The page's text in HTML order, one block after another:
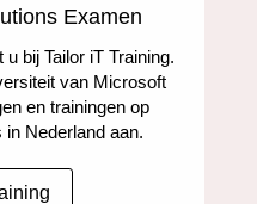
Examen
bij Tailor iT Training.
van Microsoft
en trainingen op
Nederland aan.